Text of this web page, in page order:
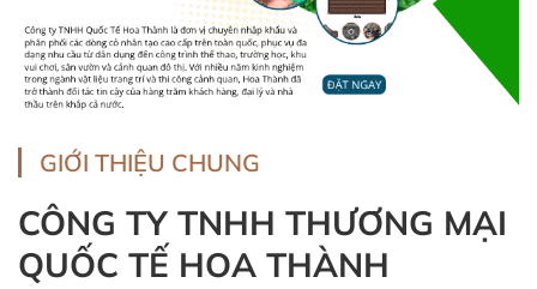
GIỚI THIỆU CHUNG
CÔNG TY TNHH THƯƠNG MẠI
QUỐC TẾ HOA THÀNH